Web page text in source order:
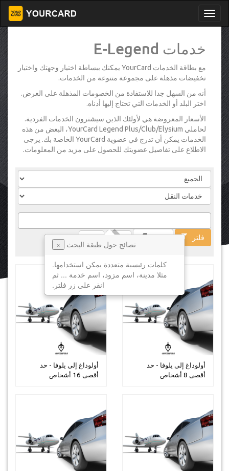
خدمات E-Legend
مع بطاقة الخدمات YourCard يمكنك ببساطة اختيار وجهتك واختيار
تخفيضات مذهلة على مجموعة متنوعة من الخدمات.
أنه من السهل جدا للاستفادة من الخصومات المذهلة على العرض.
اختر البلد أو الخدمات التي تحتاج إليها أدناه.
الأسعار المعروضة هي لأولئك الذين سيشترون الخدمات الفردية.
لحاملي YourCard Legend Plus/Club/Elysium، البعض من هذه
الخدمات يمكن أن تدرج في عضوية YourCard الخاصة بك. يرجى
الاطلاع على تفاصيل عضويتك للحصول على مزيد من المعلومات.
نصائح حول طبقة البحث
×
كلمات رئيسية متعددة يمكن استخدامها.
مثلا مدينة، اسم مزود، اسم خدمة ... ثم
انقر على زر فلتر.
فلتر
أولوداغ إلى يلوفا - حد
أقصى 16 أشخاص
أولوداغ إلى يلوفا - حد
أقصى 8 أشخاص